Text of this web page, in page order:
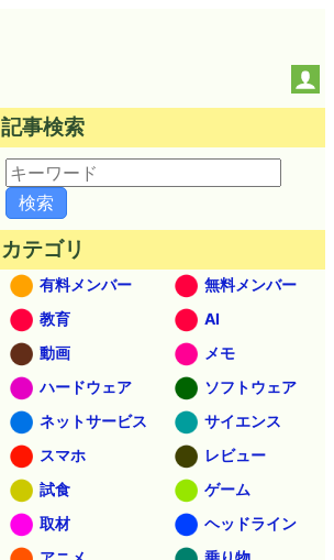
記事検索
カテゴリ
有料メンバー
無料メンバー
教育
AI
動画
メモ
ハードウェア
ソフトウェア
ネットサービス
サイエンス
スマホ
レビュー
試食
ゲーム
取材
ヘッドライン